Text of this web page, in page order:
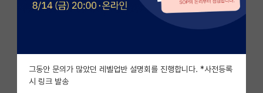
베스트 게시판
자유 게시판(아무개랩)
미국 유학 게시판
그동안 문의가 많았던 레벨업반 설명회를 진행합니다. *사전등록
시 링크 발송